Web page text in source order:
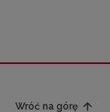
Wróć na górę